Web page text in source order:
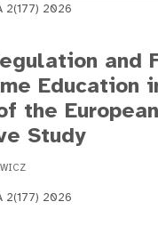
2(177) 2026
and
Education
the
Study
2(177) 2026